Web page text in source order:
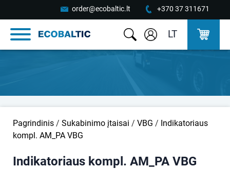
order@ecobaltic.lt +370 37 311671
LT
Pagrindinis / Sukabinimo įtaisai / VBG / Indikatoriaus
kompl. AM_PA VBG
Indikatoriaus kompl. AM_PA VBG